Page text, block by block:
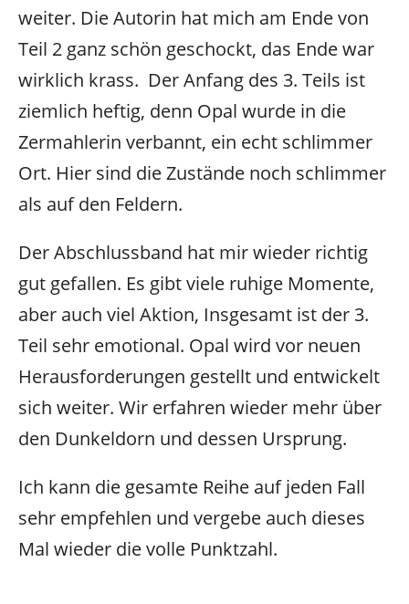
weiter. Die Autorin hat mich am Ende von
Teil 2 ganz schön geschockt, das Ende war
wirklich krass. Der Anfang des 3. Teils ist
ziemlich heftig, denn Opal wurde in die
Zermahlerin verbannt, ein echt schlimmer
Ort. Hier sind die Zustände noch schlimmer
als auf den Feldern.
Der Abschlussband hat mir wieder richtig
gut gefallen. Es gibt viele ruhige Momente,
aber auch viel Aktion, Insgesamt ist der 3.
Teil sehr emotional. Opal wird vor neuen
Herausforderungen gestellt und entwickelt
sich weiter. Wir erfahren wieder mehr über
den Dunkeldorn und dessen Ursprung.
Ich kann die gesamte Reihe auf jeden Fall
sehr empfehlen und vergebe auch dieses
Mal wieder die volle Punktzahl.